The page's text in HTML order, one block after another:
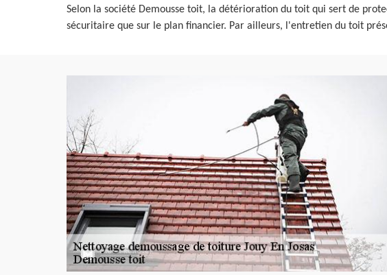
Selon la société Demousse toit, la détérioration du toit qui sert de
sécuritaire que sur le plan financier. Par ailleurs, l'entretien du toit